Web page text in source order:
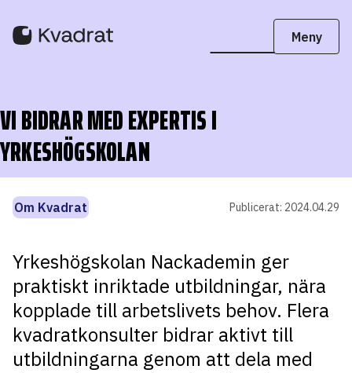
VI BIDRAR MED EXPERTIS I
YRKESHÖGSKOLAN
Om Kvadrat Publicerat: 2024.04.29
Yrkeshögskolan Nackademin ger
praktiskt inriktade utbildningar, nära
kopplade till arbetslivets behov. Flera
kvadratkonsulter bidrar aktivt till
utbildningarna genom att dela med